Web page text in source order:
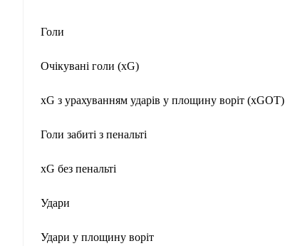
Голи
Очікувані голи (xG)
xG з урахуванням ударів у площину воріт (xGOT)
Голи забиті з пенальті
xG без пенальті
Удари
Удари у площину воріт